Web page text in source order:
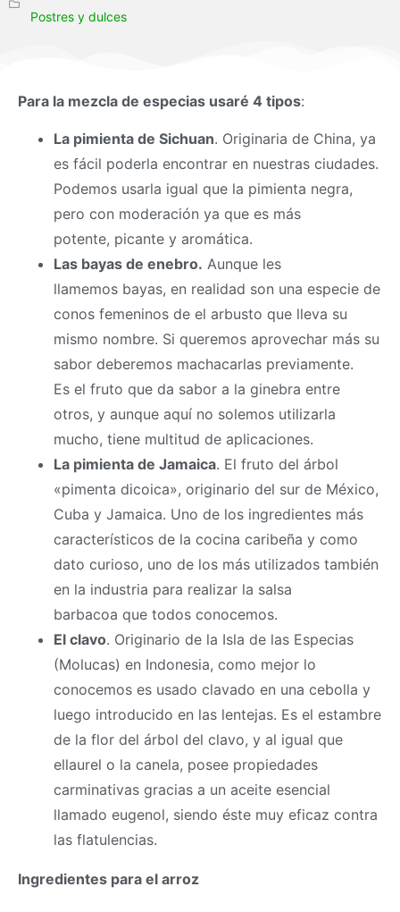
Postres y dulces
Para la mezcla de especias usaré 4 tipos:
La pimienta de Sichuan. Originaria de China, ya
es fácil poderla encontrar en nuestras ciudades.
Podemos usarla igual que la pimienta negra,
pero con moderación ya que es más
potente, picante y aromática.
Las bayas de enebro. Aunque les
llamemos bayas, en realidad son una especie de
conos femeninos de el arbusto que lleva su
mismo nombre. Si queremos aprovechar más su
sabor deberemos machacarlas previamente.
Es el fruto que da sabor a la ginebra entre
otros, y aunque aquí no solemos utilizarla
mucho, tiene multitud de aplicaciones.
La pimienta de Jamaica. El fruto del árbol
«pimenta dicoica», originario del sur de México,
Cuba y Jamaica. Uno de los ingredientes más
característicos de la cocina caribeña y como
dato curioso, uno de los más utilizados también
en la industria para realizar la salsa
barbacoa que todos conocemos.
El clavo. Originario de la Isla de las Especias
(Molucas) en Indonesia, como mejor lo
conocemos es usado clavado en una cebolla y
luego introducido en las lentejas. Es el estambre
de la flor del árbol del clavo, y al igual que
ellaurel o la canela, posee propiedades
carminativas gracias a un aceite esencial
llamado eugenol, siendo éste muy eficaz contra
las flatulencias.
Ingredientes para el arroz